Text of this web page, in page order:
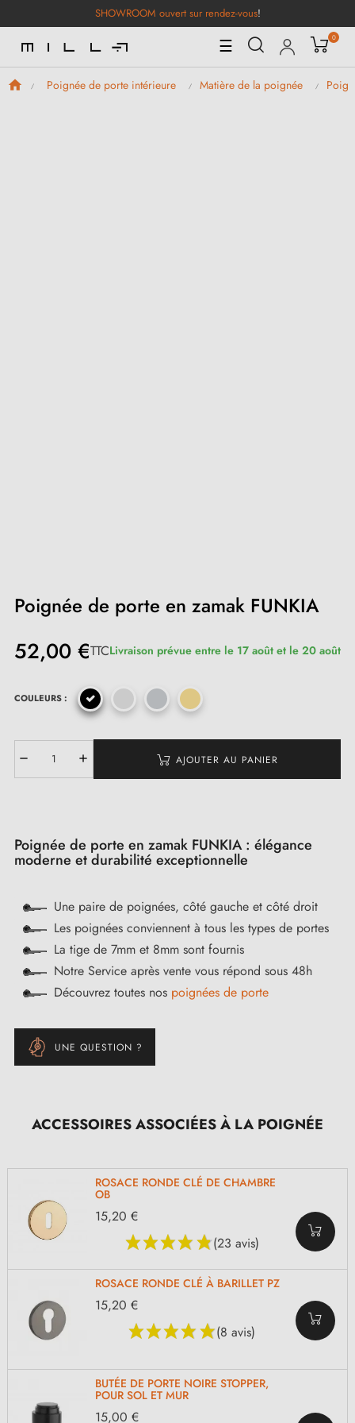
SHOWROOM ouvert sur rendez-vous!
Basculer
la
navigation
☰ 0
Poignée de porte intérieure Matière de la poignée
Poignée de porte en zamak FUNKIA
52,00 €TTCLivraison prévue entre le 17 août et le 20 août
COULEURS :
AJOUTER AU PANIER
Poignée de porte en zamak FUNKIA : élégance
moderne et durabilité exceptionnelle
Une paire de poignées, côté gauche et côté droit
Les poignées conviennent à tous les types de portes
La tige de 7mm et 8mm sont fournis
Notre Service après vente vous répond sous 48h
Découvrez toutes nos poignées de porte
UNE QUESTION ?
ACCESSOIRES ASSOCIÉES À LA POIGNÉE
ROSACE RONDE CLÉ DE CHAMBRE
OB
(23 avis)
15,20 €
ROSACE RONDE CLÉ À BARILLET PZ
(8 avis)
15,20 €
BUTÉE DE PORTE NOIRE STOPPER,
POUR SOL ET MUR
15,00 €